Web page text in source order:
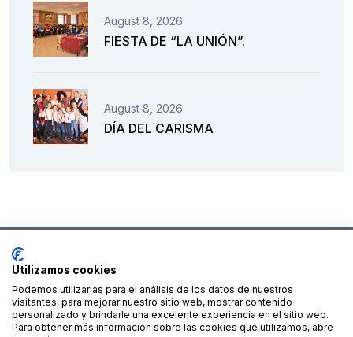
August 8, 2026
FIESTA DE “LA UNIÓN”.
August 8, 2026
DÍA DEL CARISMA
Financiado por la Unión Europea – NextGenerationEU
Utilizamos cookies
Podemos utilizarlas para el análisis de los datos de nuestros
visitantes, para mejorar nuestro sitio web, mostrar contenido
personalizado y brindarle una excelente experiencia en el sitio web.
Para obtener más información sobre las cookies que utilizamos, abre